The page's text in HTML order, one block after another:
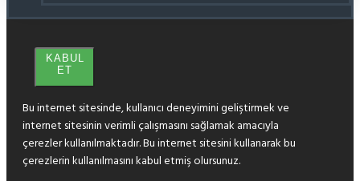
KABUL
ET
Bu internet sitesinde, kullanıcı deneyimini geliştirmek ve
internet sitesinin verimli çalışmasını sağlamak amacıyla
çerezler kullanılmaktadır. Bu internet sitesini kullanarak bu
çerezlerin kullanılmasını kabul etmiş olursunuz.